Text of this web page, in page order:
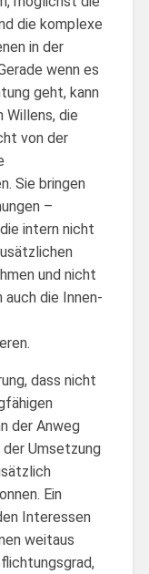
die komplexe
in der
wenn es
geht, kann
Willens, die
von der
Sie bringen
–
intern nicht
und nicht
die Innen-
dass nicht
der Anweg
Umsetzung
Ein
Interessen
weitaus